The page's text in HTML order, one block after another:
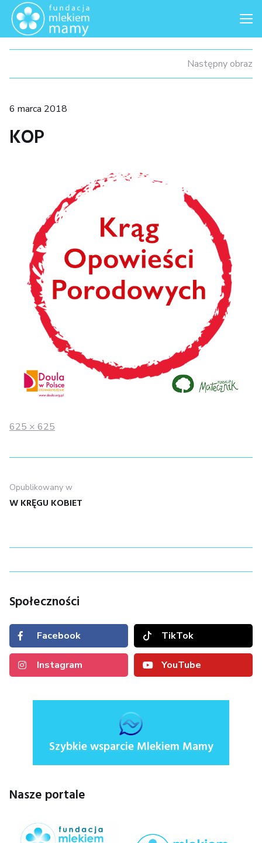
Następny obraz
Posted
6 marca 2018
KOP
Full
625 × 625
NAWIGACJA
WPISU
Opublikowany w
W KRĘGU KOBIET
Społeczności
Facebook TikTok
Instagram YouTube
Szybkie wsparcie Mlekiem Mamy
Nasze portale